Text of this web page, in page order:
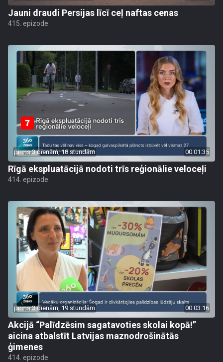
Jauni draudi Persijas līcī ceļ naftas cenas
415. epizode
pirms 3 dienām, 18 stundām 00:01:35
Rīgā ekspluatācijā nodoti trīs reģionālie veloceļi
414. epizode
pirms 3 dienām, 19 stundām 00:03:16
Akcijā “Palīdzēsim sagatavoties skolai kopā!”
aicina atbalstīt Latvijas maznodrošinātās
ģimenes
414. epizode